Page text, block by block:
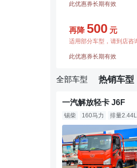
此优惠券长期有效
再降 500 元
适用部分车型，请到店咨
此优惠券长期有效
全部车型 热销车型
一汽解放轻卡 J6F
锡柴 160马力 排量2.44L